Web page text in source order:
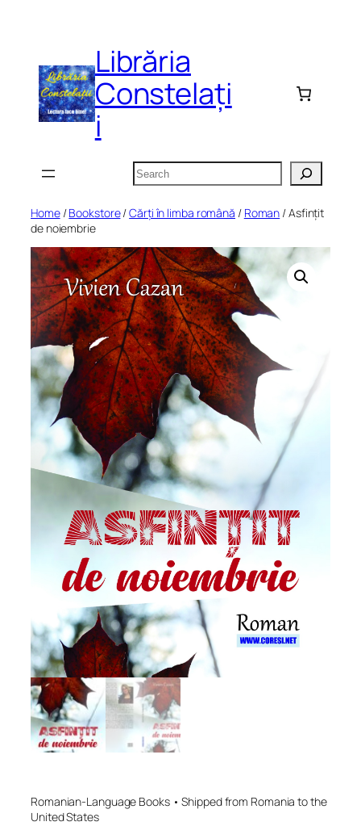
Librăria
Constelați
i
Search
Home/Bookstore/Cărți în limba română / Roman / Asfințit
de noiembrie
Romanian-Language Books • Shipped from Romania to the
United States